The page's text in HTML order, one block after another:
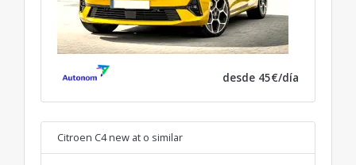
desde 45€/día
Citroen C4 new at o similar